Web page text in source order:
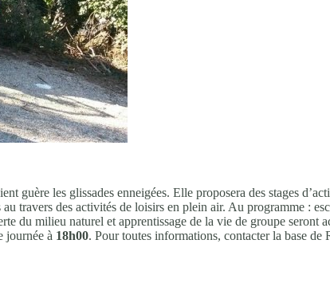
guère les glissades enneigées. Elle proposera des stages
travers des activités de loisirs en plein air. Au programme :
milieu naturel et apprentissage de la vie de groupe seront
journée à 18h00. Pour toutes informations, contacter la base de